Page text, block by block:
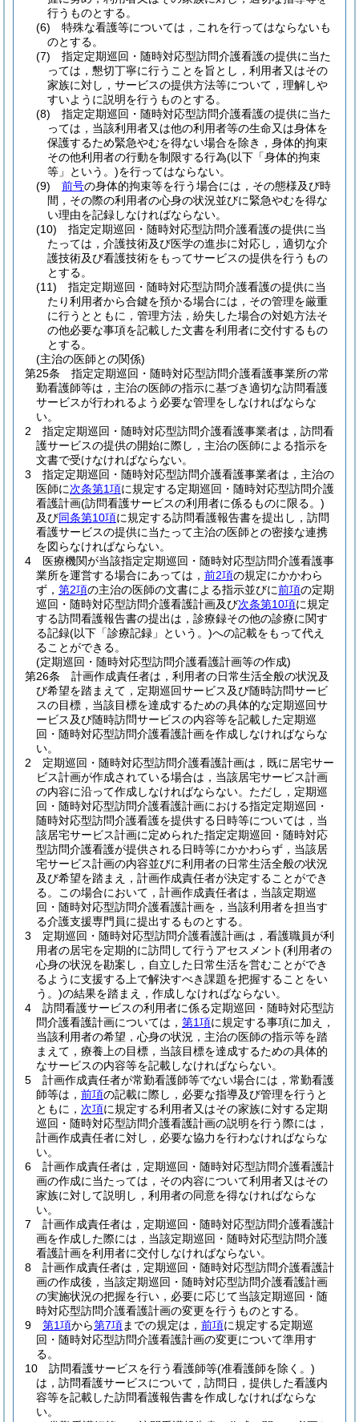
行うものとする。
(6)
特殊な看護等については，これを行ってはならないも
のとする。
(7)
指定定期巡回・随時対応型訪問介護看護の提供に当た
っては，懇切丁寧に行うことを旨とし，利用者又はその
家族に対し，サービスの提供方法等について，理解しや
すいように説明を行うものとする。
(8)
指定定期巡回・随時対応型訪問介護看護の提供に当た
っては，当該利用者又は他の利用者等の生命又は身体を
保護するため緊急やむを得ない場合を除き，身体的拘束
その他利用者の行動を制限する行為(以下「身体的拘束
等」という。)を行ってはならない。
(9)
前号の身体的拘束等を行う場合には，その態様及び時
間，その際の利用者の心身の状況並びに緊急やむを得な
い理由を記録しなければならない。
(10)
指定定期巡回・随時対応型訪問介護看護の提供に当
たっては，介護技術及び医学の進歩に対応し，適切な介
護技術及び看護技術をもってサービスの提供を行うもの
とする。
(11)
指定定期巡回・随時対応型訪問介護看護の提供に当
たり利用者から合鍵を預かる場合には，その管理を厳重
に行うとともに，管理方法，紛失した場合の対処方法そ
の他必要な事項を記載した文書を利用者に交付するもの
とする。
(主治の医師との関係)
第25条
指定定期巡回・随時対応型訪問介護看護事業所の常
勤看護師等は，主治の医師の指示に基づき適切な訪問看護
サービスが行われるよう必要な管理をしなければならな
い。
2
指定定期巡回・随時対応型訪問介護看護事業者は，訪問看
護サービスの提供の開始に際し，主治の医師による指示を
文書で受けなければならない。
3
指定定期巡回・随時対応型訪問介護看護事業者は，主治の
医師に次条第1項に規定する定期巡回・随時対応型訪問介護
看護計画(訪問看護サービスの利用者に係るものに限る。)
及び同条第10項に規定する訪問看護報告書を提出し，訪問
看護サービスの提供に当たって主治の医師との密接な連携
を図らなければならない。
4
医療機関が当該指定定期巡回・随時対応型訪問介護看護事
業所を運営する場合にあっては， 前2項の規定にかかわら
ず， 第2項の主治の医師の文書による指示並びに前項の定期
巡回・随時対応型訪問介護看護計画及び次条第10項に規定
する訪問看護報告書の提出は，診療録その他の診療に関す
る記録(以下「診療記録」という。)への記載をもって代え
ることができる。
(定期巡回・随時対応型訪問介護看護計画等の作成)
第26条
計画作成責任者は，利用者の日常生活全般の状況及
び希望を踏まえて，定期巡回サービス及び随時訪問サービ
スの目標，当該目標を達成するための具体的な定期巡回サ
ービス及び随時訪問サービスの内容等を記載した定期巡
回・随時対応型訪問介護看護計画を作成しなければならな
い。
2
定期巡回・随時対応型訪問介護看護計画は，既に居宅サー
ビス計画が作成されている場合は，当該居宅サービス計画
の内容に沿って作成しなければならない。 ただし，定期巡
回・随時対応型訪問介護看護計画における指定定期巡回・
随時対応型訪問介護看護を提供する日時等については，当
該居宅サービス計画に定められた指定定期巡回・随時対応
型訪問介護看護が提供される日時等にかかわらず，当該居
宅サービス計画の内容並びに利用者の日常生活全般の状況
及び希望を踏まえ，計画作成責任者が決定することができ
る。
この場合において，計画作成責任者は，当該定期巡
回・随時対応型訪問介護看護計画を，当該利用者を担当す
る介護支援専門員に提出するものとする。
3
定期巡回・随時対応型訪問介護看護計画は，看護職員が利
用者の居宅を定期的に訪問して行うアセスメント(利用者の
心身の状況を勘案し，自立した日常生活を営むことができ
るように支援する上で解決すべき課題を把握することをい
う。)の結果を踏まえ，作成しなければならない。
4
訪問看護サービスの利用者に係る定期巡回・随時対応型訪
問介護看護計画については， 第1項に規定する事項に加え，
当該利用者の希望，心身の状況，主治の医師の指示等を踏
まえて，療養上の目標，当該目標を達成するための具体的
なサービスの内容等を記載しなければならない。
5
計画作成責任者が常勤看護師等でない場合には，常勤看護
師等は， 前項の記載に際し，必要な指導及び管理を行うと
ともに， 次項に規定する利用者又はその家族に対する定期
巡回・随時対応型訪問介護看護計画の説明を行う際には，
計画作成責任者に対し，必要な協力を行わなければならな
い。
6
計画作成責任者は，定期巡回・随時対応型訪問介護看護計
画の作成に当たっては，その内容について利用者又はその
家族に対して説明し，利用者の同意を得なければならな
い。
7
計画作成責任者は，定期巡回・随時対応型訪問介護看護計
画を作成した際には，当該定期巡回・随時対応型訪問介護
看護計画を利用者に交付しなければならない。
8
計画作成責任者は，定期巡回・随時対応型訪問介護看護計
画の作成後，当該定期巡回・随時対応型訪問介護看護計画
の実施状況の把握を行い，必要に応じて当該定期巡回・随
時対応型訪問介護看護計画の変更を行うものとする。
9
第1項から第7項までの規定は， 前項に規定する定期巡
回・随時対応型訪問介護看護計画の変更について準用す
る。
10
訪問看護サービスを行う看護師等(准看護師を除く。)
は，訪問看護サービスについて，訪問日，提供した看護内
容等を記載した訪問看護報告書を作成しなければならな
い。